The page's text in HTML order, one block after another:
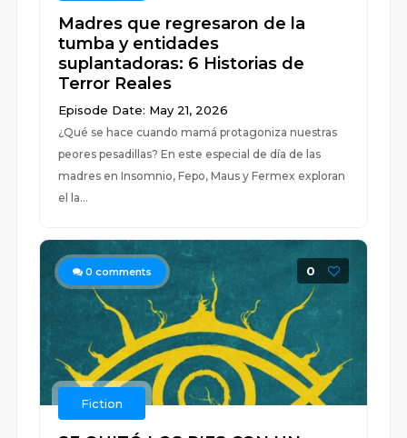
Madres que regresaron de la
tumba y entidades
suplantadoras: 6 Historias de
Terror Reales
Episode Date: May 21, 2026
¿Qué se hace cuando mamá protagoniza nuestras
peores pesadillas? En este especial de día de las
madres en Insomnio, Fepo, Maus y Fermex exploran
el la...
0 comments 0
Fiction